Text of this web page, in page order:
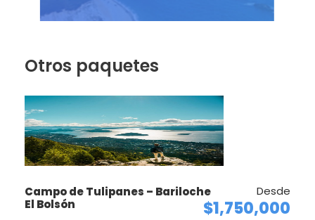
Otros paquetes
Campo de Tulipanes – Bariloche
El Bolsón
Desde
$1,750,000